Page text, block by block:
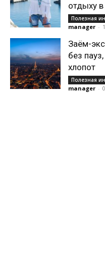
отдыху
Полезная
manager -
Заём-
без
хлопот
Полезная
manager -